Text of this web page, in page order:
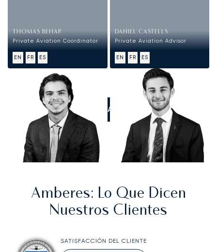
THOMAS BEHAR
Private Aviation Coordinator
EN FR ES
DANIEL CASTELLS
Private Aviation Advisor
EN FR ES
LLÁMANOS
Amberes: Lo Que Dicen
Nuestros Clientes
SATISFACCIÓN DEL CLIENTE